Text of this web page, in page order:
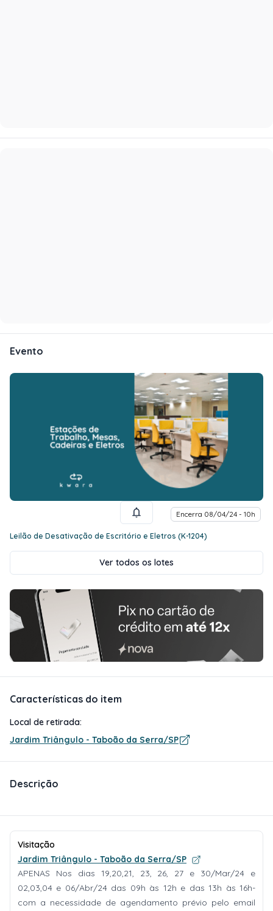
Evento
Encerra 08/04/24 - 10h
Leilão de Desativação de Escritório e Eletros (K-1204)
Ver todos os lotes
Características do item
Local de retirada:
Jardim Triângulo - Taboão da Serra/SP
Descrição
Visitação
Jardim Triângulo - Taboão da Serra/SP
APENAS Nos dias 19,20,21, 23, 26, 27 e 30/Mar/24 e
02,03,04 e 06/Abr/24 das 09h às 12h e das 13h às 16h-
com a necessidade de agendamento prévio pelo email